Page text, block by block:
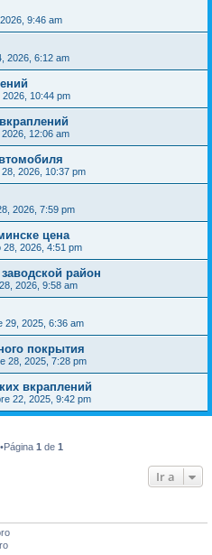
9:46 am
2026, 6:12 am
2026, 10:44 pm
12:06 am
2026, 10:37 pm
2026, 7:59 pm
цена
28, 2026, 4:51 pm
район
2026, 9:58 am
29, 2025, 6:36 am
покрытия
28, 2025, 7:28 pm
вкраплений
22, 2025, 9:42 pm
1 de 1
Ir a